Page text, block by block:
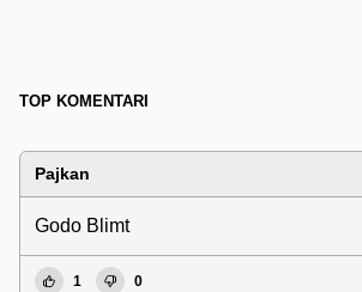
TOP KOMENTARI
Pajkan
Godo Blimt
1 0